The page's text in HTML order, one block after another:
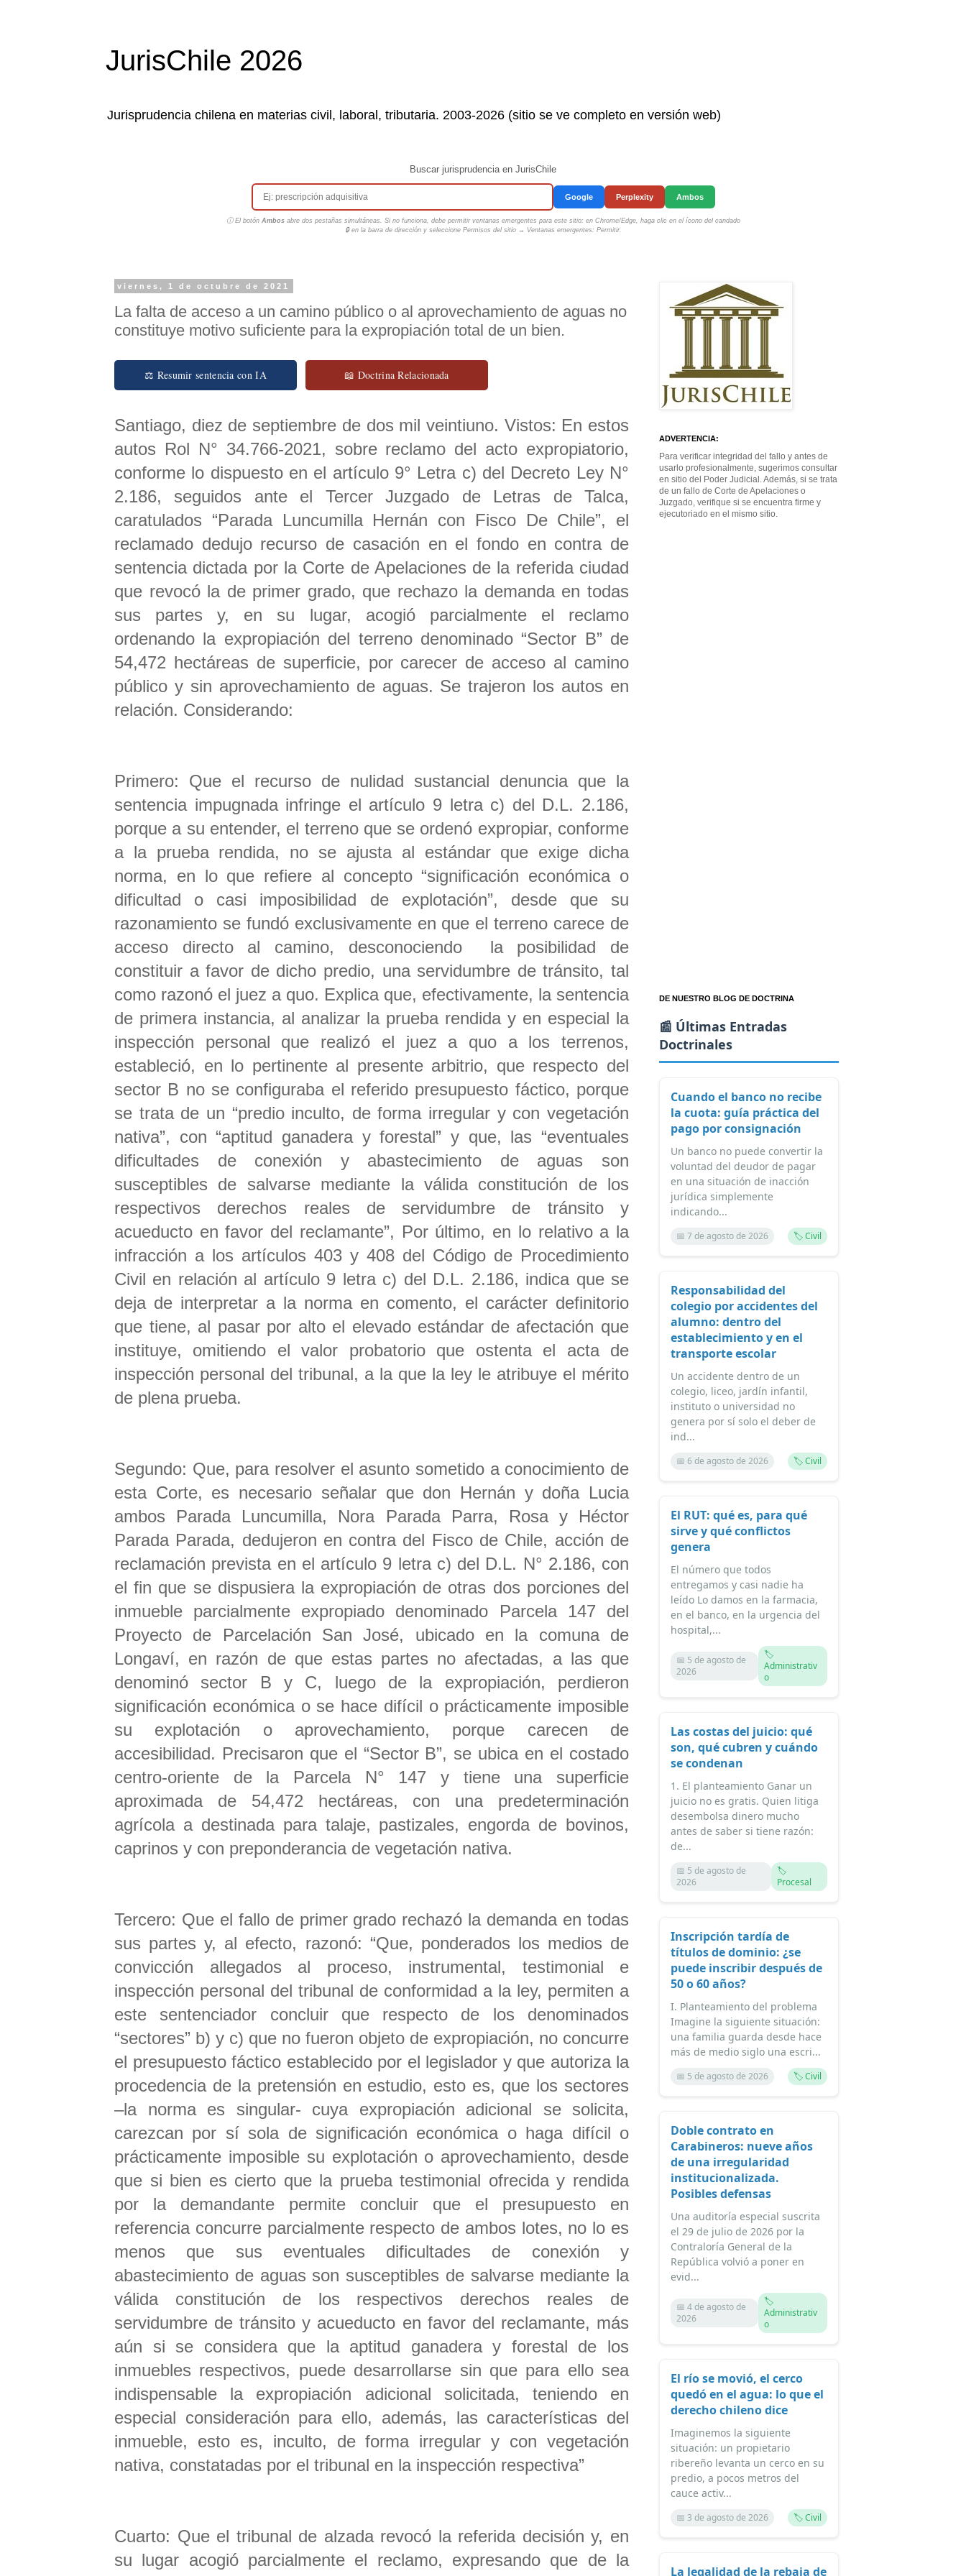
JurisChile 2026
Jurisprudencia chilena en materias civil, laboral, tributaria. 2003-2026 (sitio se ve completo en versión web)
Buscar jurisprudencia en JurisChile
Google Perplexity Ambos
ⓘ El botón Ambosabre dos pestañas simultáneas. Si no funciona, debe permitir ventanas emergentes para este sitio: en Chrome/Edge, haga clic en el ícono del candado
🔒 en la barra de dirección y seleccione Permisos del sitio → Ventanas emergentes: Permitir.
viernes, 1 de octubre de 2021
La falta de acceso a un camino público o al aprovechamiento de aguas no
constituye motivo suficiente para la expropiación total de un bien.
⚖ Resumir sentencia con IA 📖 Doctrina Relacionada
Santiago, diez de septiembre de dos mil veintiuno. Vistos: En estos
autos Rol N° 34.766-2021, sobre reclamo del acto expropiatorio,
conforme lo dispuesto en el artículo 9° Letra c) del Decreto Ley N°
2.186, seguidos ante el Tercer Juzgado de Letras de Talca,
caratulados “Parada Luncumilla Hernán con Fisco De Chile”, el
reclamado dedujo recurso de casación en el fondo en contra de
sentencia dictada por la Corte de Apelaciones de la referida ciudad
que revocó la de primer grado, que rechazo la demanda en todas
sus partes y, en su lugar, acogió parcialmente el reclamo
ordenando la expropiación del terreno denominado “Sector B” de
54,472 hectáreas de superficie, por carecer de acceso al camino
público y sin aprovechamiento de aguas. Se trajeron los autos en
relación. Considerando:
Primero: Que el recurso de nulidad sustancial denuncia que la
sentencia impugnada infringe el artículo 9 letra c) del D.L. 2.186,
porque a su entender, el terreno que se ordenó expropiar, conforme
a la prueba rendida, no se ajusta al estándar que exige dicha
norma, en lo que refiere al concepto “significación económica o
dificultad o casi imposibilidad de explotación”, desde que su
razonamiento se fundó exclusivamente en que el terreno carece de
acceso directo al camino, desconociendo la posibilidad de
constituir a favor de dicho predio, una servidumbre de tránsito, tal
como razonó el juez a quo. Explica que, efectivamente, la sentencia
de primera instancia, al analizar la prueba rendida y en especial la
inspección personal que realizó el juez a quo a los terrenos,
estableció, en lo pertinente al presente arbitrio, que respecto del
sector B no se configuraba el referido presupuesto fáctico, porque
se trata de un “predio inculto, de forma irregular y con vegetación
nativa”, con “aptitud ganadera y forestal” y que, las “eventuales
dificultades de conexión y abastecimiento de aguas son
susceptibles de salvarse mediante la válida constitución de los
respectivos derechos reales de servidumbre de tránsito y
acueducto en favor del reclamante”, Por último, en lo relativo a la
infracción a los artículos 403 y 408 del Código de Procedimiento
Civil en relación al artículo 9 letra c) del D.L. 2.186, indica que se
deja de interpretar a la norma en comento, el carácter definitorio
que tiene, al pasar por alto el elevado estándar de afectación que
instituye, omitiendo el valor probatorio que ostenta el acta de
inspección personal del tribunal, a la que la ley le atribuye el mérito
de plena prueba.
Segundo: Que, para resolver el asunto sometido a conocimiento de
esta Corte, es necesario señalar que don Hernán y doña Lucia
ambos Parada Luncumilla, Nora Parada Parra, Rosa y Héctor
Parada Parada, dedujeron en contra del Fisco de Chile, acción de
reclamación prevista en el artículo 9 letra c) del D.L. N° 2.186, con
el fin que se dispusiera la expropiación de otras dos porciones del
inmueble parcialmente expropiado denominado Parcela 147 del
Proyecto de Parcelación San José, ubicado en la comuna de
Longaví, en razón de que estas partes no afectadas, a las que
denominó sector B y C, luego de la expropiación, perdieron
significación económica o se hace difícil o prácticamente imposible
su explotación o aprovechamiento, porque carecen de
accesibilidad. Precisaron que el “Sector B”, se ubica en el costado
centro-oriente de la Parcela N° 147 y tiene una superficie
aproximada de 54,472 hectáreas, con una predeterminación
agrícola a destinada para talaje, pastizales, engorda de bovinos,
caprinos y con preponderancia de vegetación nativa.
Tercero: Que el fallo de primer grado rechazó la demanda en todas
sus partes y, al efecto, razonó: “Que, ponderados los medios de
convicción allegados al proceso, instrumental, testimonial e
inspección personal del tribunal de conformidad a la ley, permiten a
este sentenciador concluir que respecto de los denominados
“sectores” b) y c) que no fueron objeto de expropiación, no concurre
el presupuesto fáctico establecido por el legislador y que autoriza la
procedencia de la pretensión en estudio, esto es, que los sectores
–la norma es singular- cuya expropiación adicional se solicita,
carezcan por sí sola de significación económica o haga difícil o
prácticamente imposible su explotación o aprovechamiento, desde
que si bien es cierto que la prueba testimonial ofrecida y rendida
por la demandante permite concluir que el presupuesto en
referencia concurre parcialmente respecto de ambos lotes, no lo es
menos que sus eventuales dificultades de conexión y
abastecimiento de aguas son susceptibles de salvarse mediante la
válida constitución de los respectivos derechos reales de
servidumbre de tránsito y acueducto en favor del reclamante, más
aún si se considera que la aptitud ganadera y forestal de los
inmuebles respectivos, puede desarrollarse sin que para ello sea
indispensable la expropiación adicional solicitada, teniendo en
especial consideración para ello, además, las características del
inmueble, esto es, inculto, de forma irregular y con vegetación
nativa, constatadas por el tribunal en la inspección respectiva”
Cuarto: Que el tribunal de alzada revocó la referida decisión y, en
su lugar acogió parcialmente el reclamo, expresando que de la
ADVERTENCIA:
Para verificar integridad del fallo y antes de
usarlo profesionalmente, sugerimos consultar
en sitio del Poder Judicial. Además, si se trata
de un fallo de Corte de Apelaciones o
Juzgado, verifique si se encuentra firme y
ejecutoriado en el mismo sitio.
DE NUESTRO BLOG DE DOCTRINA
📰 Últimas Entradas
Doctrinales
Cuando el banco no recibe
la cuota: guía práctica del
pago por consignación
Un banco no puede convertir la
voluntad del deudor de pagar
en una situación de inacción
jurídica simplemente
indicando...
📅 7 de agosto de 2026 🏷️ Civil
Responsabilidad del
colegio por accidentes del
alumno: dentro del
establecimiento y en el
transporte escolar
Un accidente dentro de un
colegio, liceo, jardín infantil,
instituto o universidad no
genera por sí solo el deber de
ind...
📅 6 de agosto de 2026 🏷️ Civil
El RUT: qué es, para qué
sirve y qué conflictos
genera
El número que todos
entregamos y casi nadie ha
leído Lo damos en la farmacia,
en el banco, en la urgencia del
hospital,...
📅 5 de agosto de
2026
🏷️
Administrativ
o
Las costas del juicio: qué
son, qué cubren y cuándo
se condenan
1. El planteamiento Ganar un
juicio no es gratis. Quien litiga
desembolsa dinero mucho
antes de saber si tiene razón:
de...
📅 5 de agosto de
2026
🏷️
Procesal
Inscripción tardía de
títulos de dominio: ¿se
puede inscribir después de
50 o 60 años?
I. Planteamiento del problema
Imagine la siguiente situación:
una familia guarda desde hace
más de medio siglo una escri...
📅 5 de agosto de 2026 🏷️ Civil
Doble contrato en
Carabineros: nueve años
de una irregularidad
institucionalizada.
Posibles defensas
Una auditoría especial suscrita
el 29 de julio de 2026 por la
Contraloría General de la
República volvió a poner en
evid...
📅 4 de agosto de
2026
🏷️
Administrativ
o
El río se movió, el cerco
quedó en el agua: lo que el
derecho chileno dice
Imaginemos la siguiente
situación: un propietario
ribereño levanta un cerco en su
predio, a pocos metros del
cauce activ...
📅 3 de agosto de 2026 🏷️ Civil
La legalidad de la rebaja de